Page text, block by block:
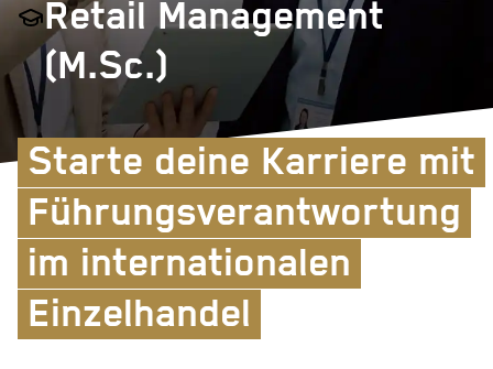
Retail Management
(M.Sc.)
Starte deine Karriere mit
Führungsverantwortung
im internationalen
Einzelhandel